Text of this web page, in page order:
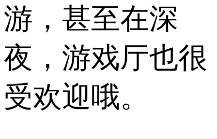
游，甚至在深
夜，游戏厅也很
受欢迎哦。